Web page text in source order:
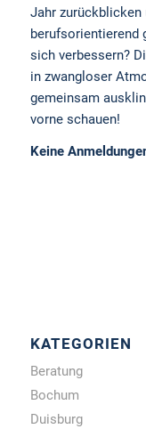
Jahr zurückblicken
berufsorientierend
sich verbessern?
in zwangloser
gemeinsam
vorne schauen!
Keine
KATEGORIEN
Beratung
Bochum
Duisburg